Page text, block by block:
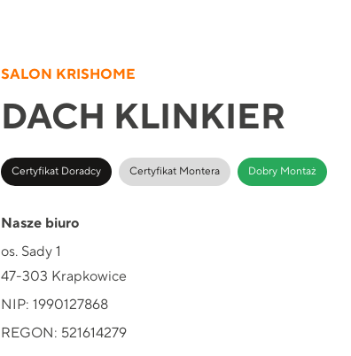
SALON KRISHOME
DACH KLINKIER
Certyfikat Doradcy Certyfikat Montera Dobry Montaż
Nasze biuro
os. Sady 1
47-303 Krapkowice
NIP: 1990127868
REGON: 521614279